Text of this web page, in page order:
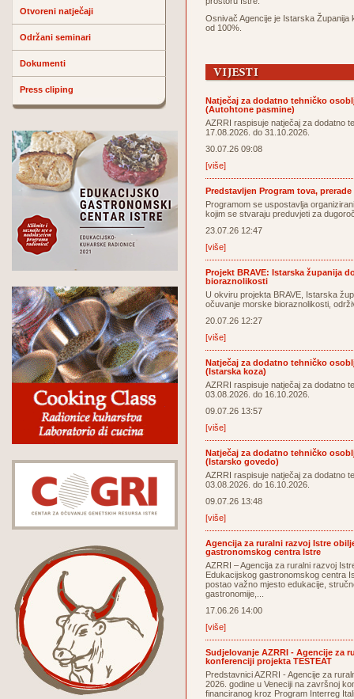
Otvoreni natječaji
Održani seminari
Dokumenti
Press cliping
Osnivač Agencije je Istarska Županija
od 100%.
Natječaj za dodatno tehničko
(Autohtone pasmine)
AZRRI raspisuje natječaj za dodatno
17.08.2026. do 31.10.2026.
30.07.26 09:08
[više]
Predstavljen Program tova,
Programom se uspostavlja
kojim se stvaraju preduvjeti za
23.07.26 12:47
[više]
Projekt BRAVE: Istarska županija
bioraznolikosti
U okviru projekta BRAVE, Istarska
očuvanje morske bioraznolikosti,
20.07.26 12:27
[više]
Natječaj za dodatno tehničko
(Istarska koza)
AZRRI raspisuje natječaj za dodatno
03.08.2026. do 16.10.2026.
09.07.26 13:57
[više]
Natječaj za dodatno tehničko
(Istarsko govedo)
AZRRI raspisuje natječaj za dodatno
03.08.2026. do 16.10.2026.
09.07.26 13:48
[više]
Agencija za ruralni razvoj Istre
gastronomskog centra Istre
AZRRI – Agencija za ruralni razvoj
Edukacijskog gastronomskog centra
postao važno mjesto edukacije,
gastronomije,...
17.06.26 14:00
[više]
Sudjelovanje AZRRI - Agencije za
konferenciji projekta TESTEAT
Predstavnici AZRRI - Agencije za
2026. godine u Veneciji na završnoj
financiranog kroz Program Interreg